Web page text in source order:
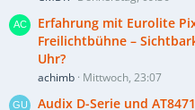
Erfahrung mit Eurolite
Freilichtbühne –
Uhr?
achimb Mittwoch, 23:07
Audix D-Serie und AT8471